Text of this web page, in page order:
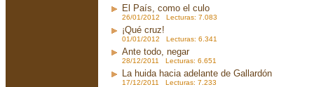
El País, como el culo
26/01/2012 Lecturas: 7.083
¡Qué cruz!
01/01/2012 Lecturas: 6.341
Ante todo, negar
28/12/2011 Lecturas: 6.651
La huida hacia adelante de Gallardón
17/12/2011 Lecturas: 7.233